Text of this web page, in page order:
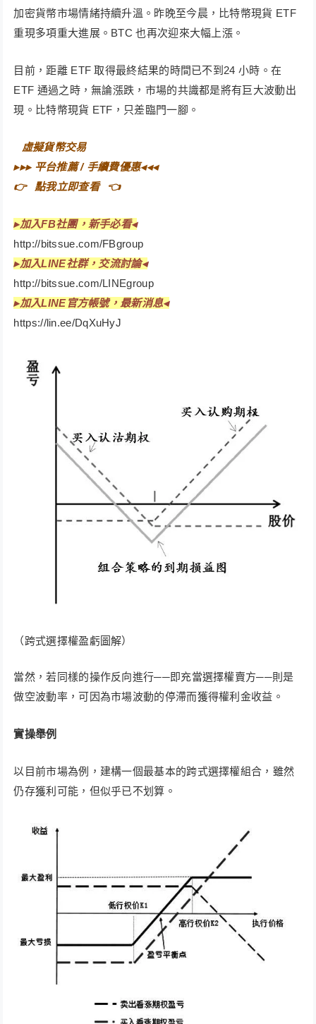
加密貨幣市場情緒持續升溫。昨晚至今晨，比特幣現貨 ETF
重現多項重大進展。BTC 也再次迎來大幅上漲。
目前，距離 ETF 取得最終結果的時間已不到24 小時。在
ETF 通過之時，無論漲跌，市場的共識都是將有巨大波動出
現。比特幣現貨 ETF，只差臨門一腳。
虛擬貨幣交易⠀
▸▸▸ 平台推薦 / 手續費優惠◂◂◂
👉⠀ 點我立即查看⠀👈
▸加入FB社團，新手必看◂
http://bitssue.com/FBgroup
▸加入LINE社群，交流討論◂
http://bitssue.com/LINEgroup
▸加入LINE官方帳號，最新消息◂
https://lin.ee/DqXuHyJ
（跨式選擇權盈虧圖解）
當然，若同樣的操作反向進行──即充當選擇權賣方──則是
做空波動率，可因為市場波動的停滯而獲得權利金收益。
實操舉例
以目前市場為例，建構一個最基本的跨式選擇權組合，雖然
仍存獲利可能，但似乎已不划算。